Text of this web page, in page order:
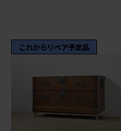
これからリペア予定品